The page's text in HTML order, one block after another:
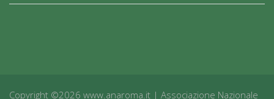
Copyright ©2026 www.anaroma.it | Associazione Nazionale